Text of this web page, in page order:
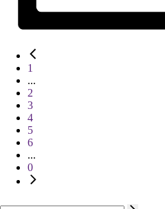
1
...
2
3
4
5
6
...
0